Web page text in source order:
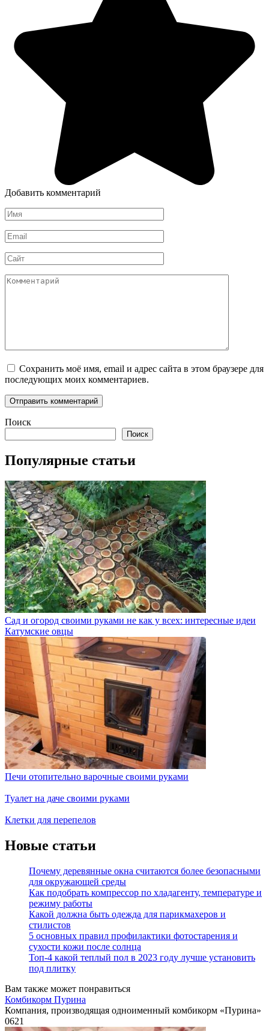
Добавить комментарий
Имя
*
Email
*
Сайт
Комментарий
Сохранить моё имя, email и адрес сайта в этом браузере для
последующих моих комментариев.
Поиск
Поиск
Популярные статьи
Сад и огород своими руками не как у всех: интересные идеи
Катумские овцы
Печи отопительно варочные своими руками
Туалет на даче своими руками
Клетки для перепелов
Новые статьи
Почему деревянные окна считаются более безопасными
для окружающей среды
Как подобрать компрессор по хладагенту, температуре и
режиму работы
Какой должна быть одежда для парикмахеров и
стилистов
5 основных правил профилактики фотостарения и
сухости кожи после солнца
Топ-4 какой теплый пол в 2023 году лучше установить
под плитку
Вам также может понравиться
Комбикорм Пурина
Компания, производящая одноименный комбикорм «Пурина»
0621